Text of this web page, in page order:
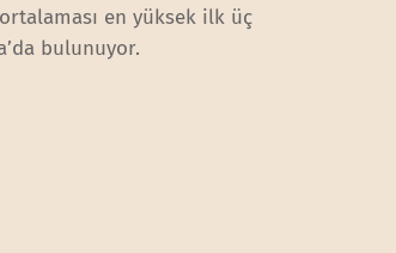
en yüksek ilk üç
bulunuyor.